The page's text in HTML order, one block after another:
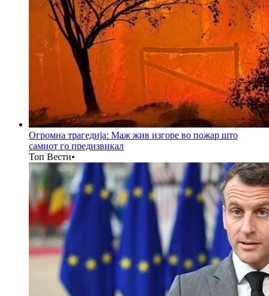
Огромна трагедија: Маж жив изгоре во пожар што
самиот го предизвикал
Топ Вести•